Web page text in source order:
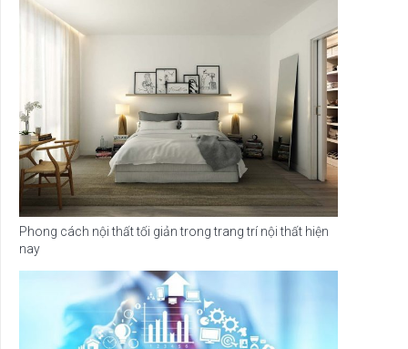
Phong cách nội thất tối giản trong trang trí nội thất hiện
nay